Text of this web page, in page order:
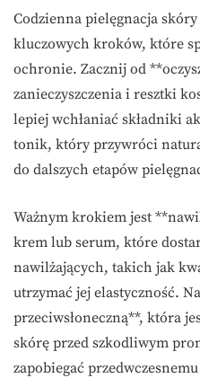
Codzienna pielęgnacja
kluczowych kroków, które
ochronie. Zacznij od
zanieczyszczenia i resztki
lepiej wchłaniać składniki
tonik, który przywróci
do dalszych etapów
Ważnym krokiem jest
krem lub serum, które
nawilżających, takich jak
utrzymać jej elastyczność.
przeciwsłoneczną**, która
skórę przed szkodliwym
zapobiegać